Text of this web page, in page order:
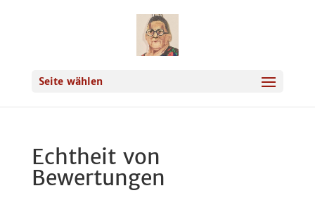
Seite wählen
Echtheit von
Bewertungen